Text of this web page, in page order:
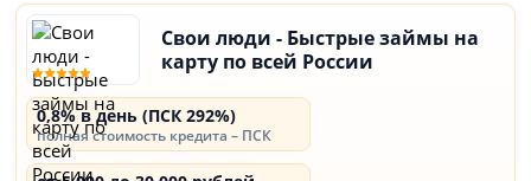
Свои люди - Быстрые займы на
карту по всей России
0,8% в день (ПСК 292%)
полная стоимость кредита – ПСК